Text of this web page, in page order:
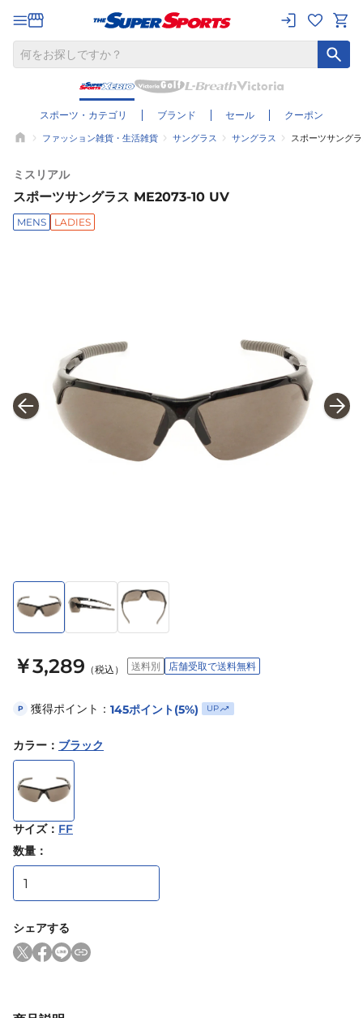
スポーツ・カテゴリ ブランド セール クーポン
ファッション雑貨・生活雑貨 サングラス サングラス スポーツサング
ミスリアル
スポーツサングラス ME2073-10 UV
MENS LADIES
￥3,289 （税込） 送料別 店舗受取で送料無料
P 獲得ポイント： 145ポイント(5%) UP
カラー ： ブラック
サイズ： FF
数量：
シェアする